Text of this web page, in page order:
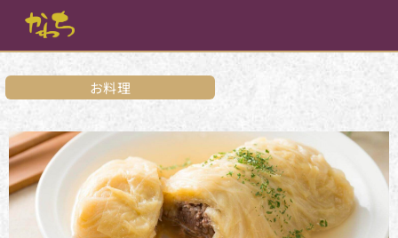
を
お料理